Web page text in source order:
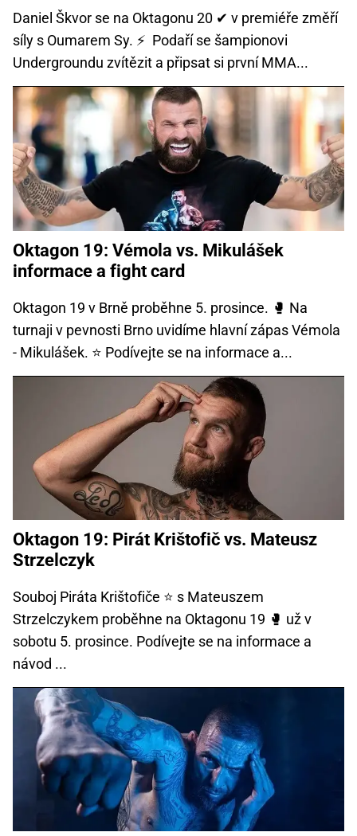
Daniel Škvor se na Oktagonu 20 ✔ v premiéře změří
síly s Oumarem Sy. ⚡ Podaří se šampionovi
Undergroundu zvítězit a připsat si první MMA...
Oktagon 19: Vémola vs. Mikulášek
informace a fight card
Oktagon 19 v Brně proběhne 5. prosince. 🥊 Na
turnaji v pevnosti Brno uvidíme hlavní zápas Vémola
- Mikulášek. ⭐ Podívejte se na informace a...
Oktagon 19: Pirát Krištofič vs. Mateusz
Strzelczyk
Souboj Piráta Krištofiče ⭐ s Mateuszem
Strzelczykem proběhne na Oktagonu 19 🥊 už v
sobotu 5. prosince. Podívejte se na informace a
návod ...